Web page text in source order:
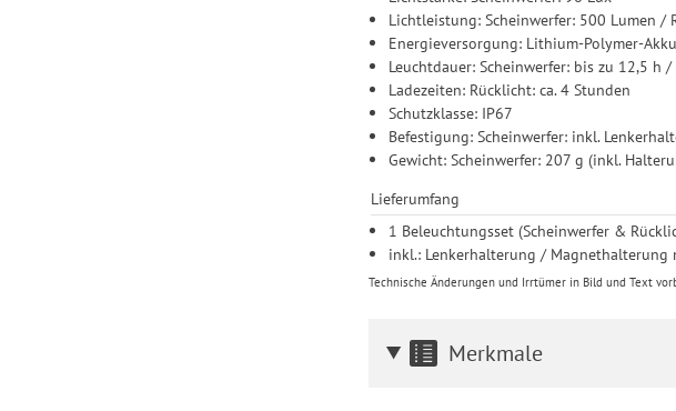
Lichtleistung: Scheinwerfer: 500 Lumen /
Energieversorgung: Lithium-Polymer-Akku
Leuchtdauer: Scheinwerfer: bis zu 12,5 h
Ladezeiten: Rücklicht: ca. 4 Stunden
Schutzklasse: IP67
Befestigung: Scheinwerfer: inkl.
Gewicht: Scheinwerfer: 207 g (inkl.
Lieferumfang
1 Beleuchtungsset (Scheinwerfer &
inkl.: Lenkerhalterung /
Technische Änderungen und Irrtümer in Bild und Text
Merkmale